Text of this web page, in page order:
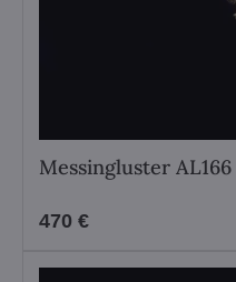
Messingluster AL166
470 €